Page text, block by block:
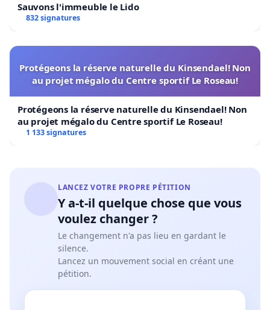
Sauvons l'immeuble le Lido
832 signatures
Protégeons la réserve naturelle du Kinsendael! Non
au projet mégalo du Centre sportif Le Roseau!
Protégeons la réserve naturelle du Kinsendael! Non
au projet mégalo du Centre sportif Le Roseau!
1 133 signatures
LANCEZ VOTRE PROPRE PÉTITION
Y a-t-il quelque chose que vous
voulez changer ?
Le changement n'a pas lieu en gardant le
silence.
Lancez un mouvement social en créant une
pétition.